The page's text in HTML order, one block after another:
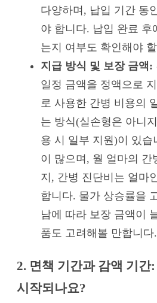
다양하며, 납입 기간 동
야 합니다. 납입 완료 후
는지 여부도 확인해야
지급 방식 및 보장 금액:
일정 금액을 정액으로
로 사용한 간병 비용의
는 방식(실손형은 아니
용 시 일부 지원)이 있습
이 많으며, 월 얼마의 간
지, 간병 진단비는 얼마
합니다. 물가 상승률을
남에 따라 보장 금액이
품도 고려해볼 만합니다.
2. 면책 기간과 감액 기간
시작되나요?